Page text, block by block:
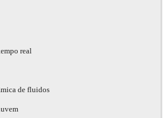
real
de fluidos